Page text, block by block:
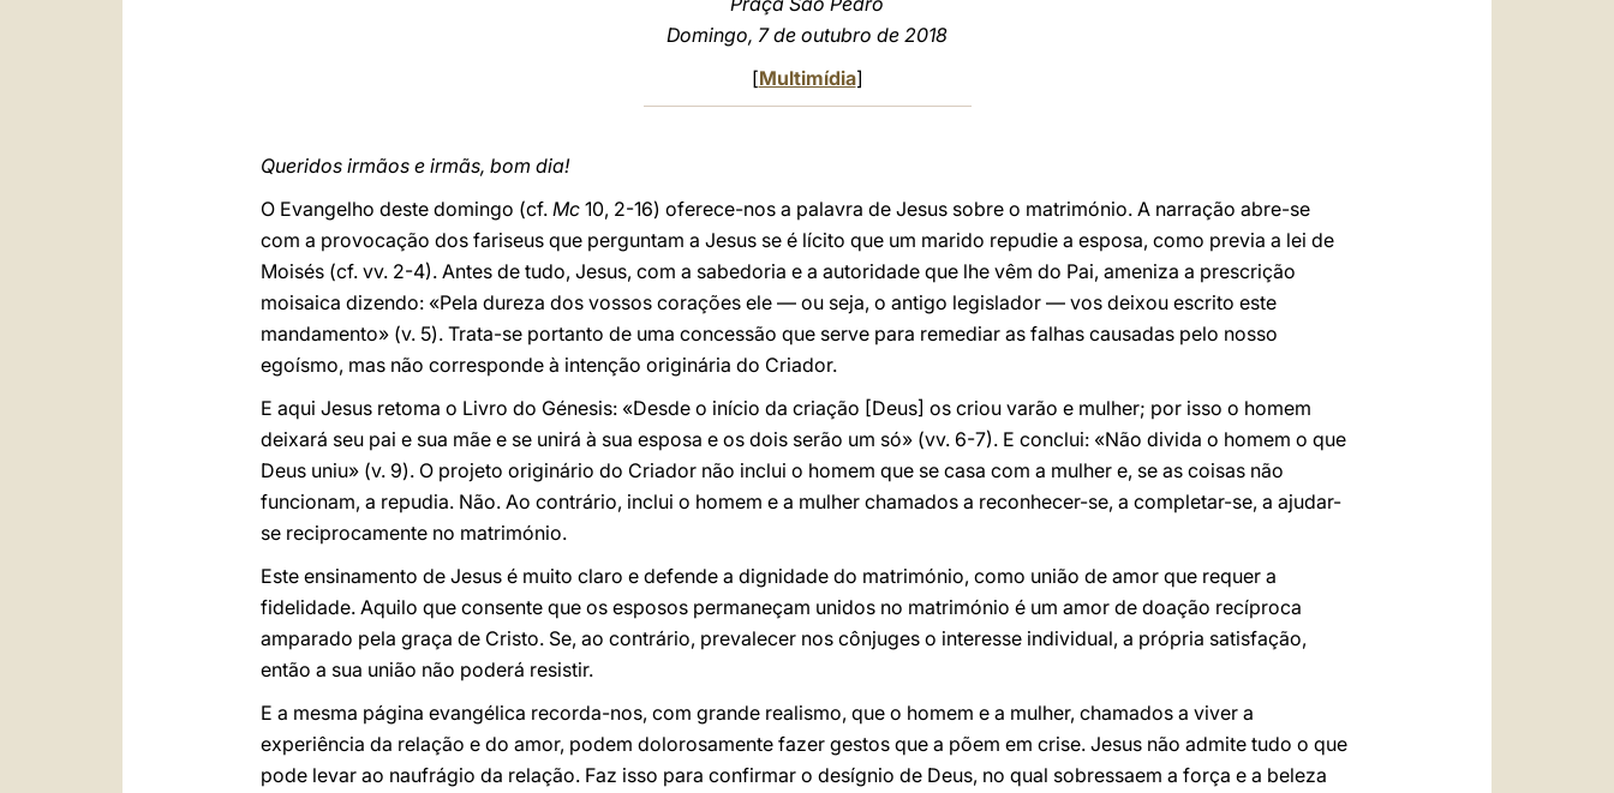
Domingo, 7 de outubro de 2018
[Multimídia]
Queridos irmãos e irmãs, bom dia!
O Evangelho deste domingo (cf. Mc 10, 2-16) oferece-nos a palavra de Jesus sobre o matrimónio. A narração abre-se
com a provocação dos fariseus que perguntam a Jesus se é lícito que um marido repudie a esposa, como previa a lei de
Moisés (cf. vv. 2-4). Antes de tudo, Jesus, com a sabedoria e a autoridade que lhe vêm do Pai, ameniza a prescrição
moisaica dizendo: «Pela dureza dos vossos corações ele — ou seja, o antigo legislador — vos deixou escrito este
mandamento» (v. 5). Trata-se portanto de uma concessão que serve para remediar as falhas causadas pelo nosso
egoísmo, mas não corresponde à intenção originária do Criador.
E aqui Jesus retoma o Livro do Génesis: «Desde o início da criação [Deus] os criou varão e mulher; por isso o homem
deixará seu pai e sua mãe e se unirá à sua esposa e os dois serão um só» (vv. 6-7). E conclui: «Não divida o homem o que
Deus uniu» (v. 9). O projeto originário do Criador não inclui o homem que se casa com a mulher e, se as coisas não
funcionam, a repudia. Não. Ao contrário, inclui o homem e a mulher chamados a reconhecer-se, a completar-se, a ajudar-
se reciprocamente no matrimónio.
Este ensinamento de Jesus é muito claro e defende a dignidade do matrimónio, como união de amor que requer a
fidelidade. Aquilo que consente que os esposos permaneçam unidos no matrimónio é um amor de doação recíproca
amparado pela graça de Cristo. Se, ao contrário, prevalecer nos cônjuges o interesse individual, a própria satisfação,
então a sua união não poderá resistir.
E a mesma página evangélica recorda-nos, com grande realismo, que o homem e a mulher, chamados a viver a
experiência da relação e do amor, podem dolorosamente fazer gestos que a põem em crise. Jesus não admite tudo o que
pode levar ao naufrágio da relação. Faz isso para confirmar o desígnio de Deus, no qual sobressaem a força e a beleza